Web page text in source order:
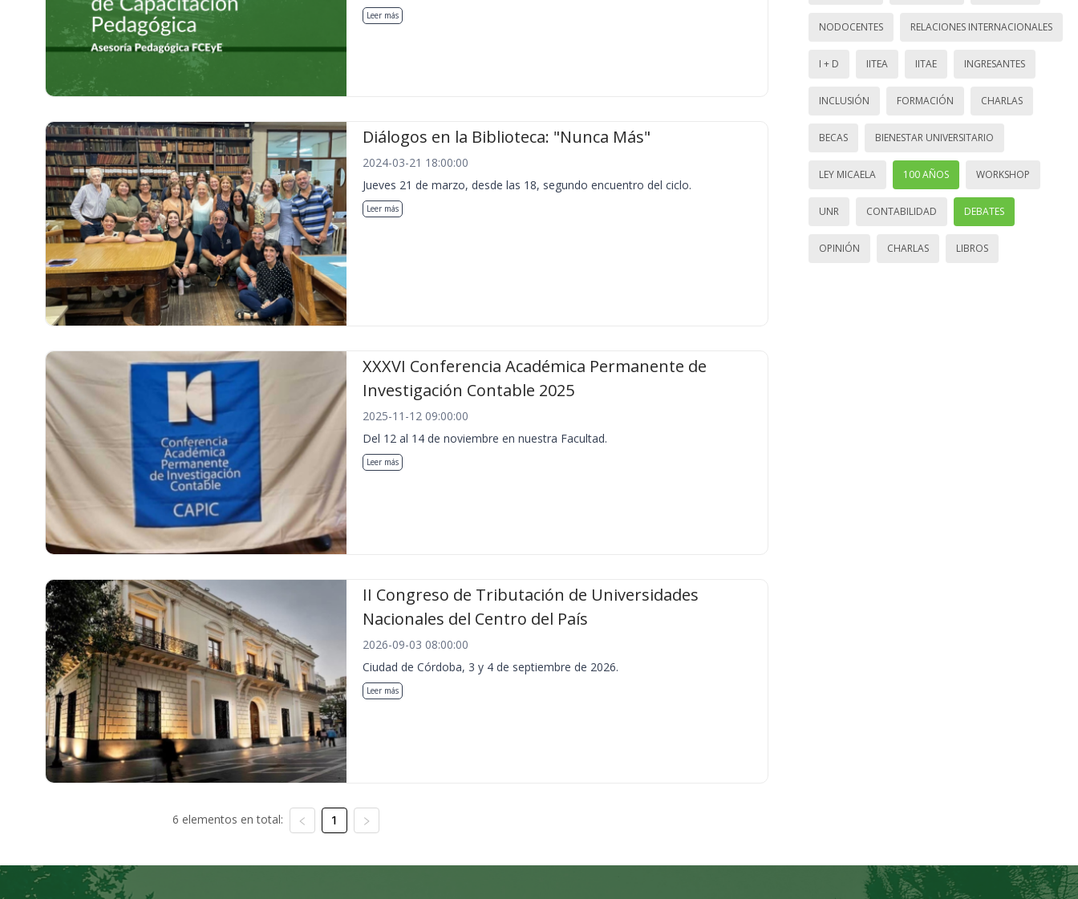
Leer más
Diálogos en la Biblioteca: "Nunca Más"
2024-03-21 18:00:00
Jueves 21 de marzo, desde las 18, segundo encuentro del ciclo.
Leer más
XXXVI Conferencia Académica Permanente de
Investigación Contable 2025
2025-11-12 09:00:00
Del 12 al 14 de noviembre en nuestra Facultad.
Leer más
II Congreso de Tributación de Universidades
Nacionales del Centro del País
2026-09-03 08:00:00
Ciudad de Córdoba, 3 y 4 de septiembre de 2026.
Leer más
6 elementos en total: 1
NODOCENTES RELACIONES INTERNACIONALES
I + D IITEA IITAE INGRESANTES
INCLUSIÓN FORMACIÓN CHARLAS
BECAS BIENESTAR UNIVERSITARIO
LEY MICAELA 100 AÑOS WORKSHOP
UNR CONTABILIDAD DEBATES
OPINIÓN CHARLAS LIBROS